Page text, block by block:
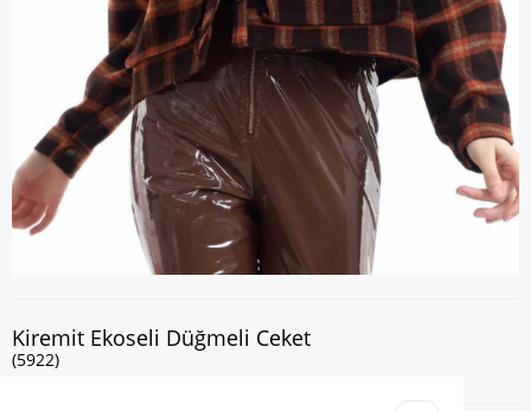
Kiremit Ekoseli Düğmeli Ceket
(5922)